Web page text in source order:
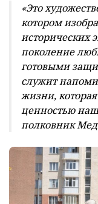
«Это
котором
исторических
поколение
готовыми
служит
жизни,
ценностью
полковник